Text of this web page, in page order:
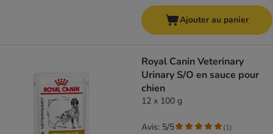
Ajouter au panier
Royal Canin Veterinary
Urinary S/O en sauce pour
chien
12 x 100 g
Avis: 5/5 (1)